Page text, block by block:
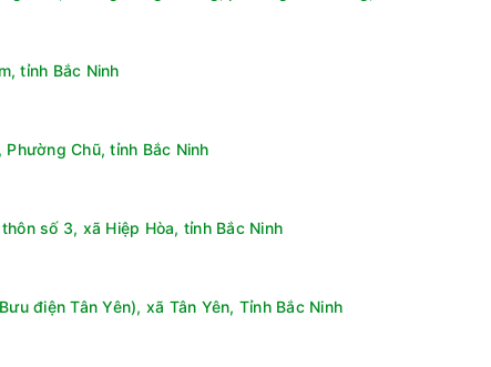
ThinQ, cho phép người dùng giám sát, điều chỉnh hoặc hẹn
khóa trẻ em, hẹn giờ và khóa nắp phù hợp với gia đình có
tỉnh Bắc Ninh
Phường Chũ, tỉnh Bắc Ninh
số 3, xã Hiệp Hòa, tỉnh Bắc Ninh
điện Tân Yên), xã Tân Yên, Tỉnh Bắc Ninh